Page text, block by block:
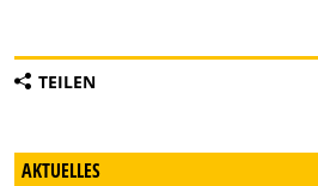
TEILEN
AKTUELLES